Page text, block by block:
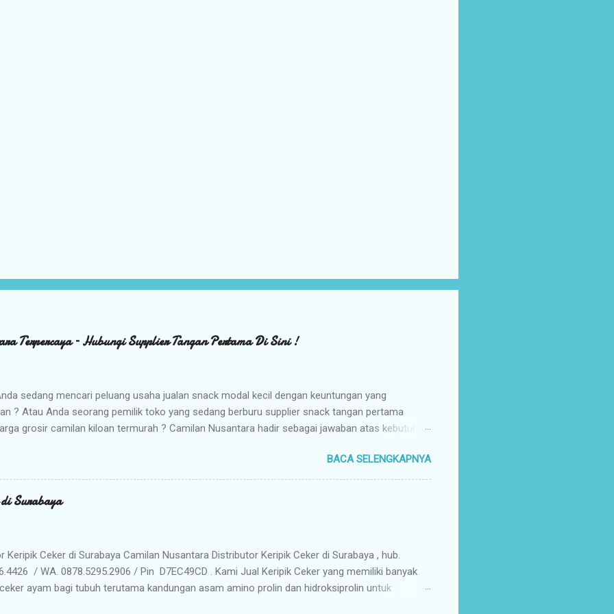
Terpercaya – Hubungi Supplier Tangan Pertama Di Sini !
sedang mencari peluang usaha jualan snack modal kecil dengan keuntungan yang
? Atau Anda seorang pemilik toko yang sedang berburu supplier snack tangan pertama
grosir camilan kiloan termurah ? Camilan Nusantara hadir sebagai jawaban atas kebutuhan
dan camilan kering berkualitas premium langsung dari gudang pusat (tangan pertama).
Camilan Nusantara sebagai Mitra Bisnis Anda ? Harga Grosir Tangan Pertama : Karena
distributor utama, Anda mendapatkan jaminan harga termurah untuk memaksimalkan margin
Anda saat dijual kembali. Kualitas & Rasa Terjamin : Produk dikemas secara higienis, renyah,
BACA SELENGKAPNYA
Surabaya
Keripik Ceker di Surabaya Camilan Nusantara Distributor Keripik Ceker di Surabaya , hub.
/ WA. 0878.5295.2906 / Pin D7EC49CD . Kami Jual Keripik Ceker yang memiliki banyak
ayam bagi tubuh terutama kandungan asam amino prolin dan hidroksiprolin untuk